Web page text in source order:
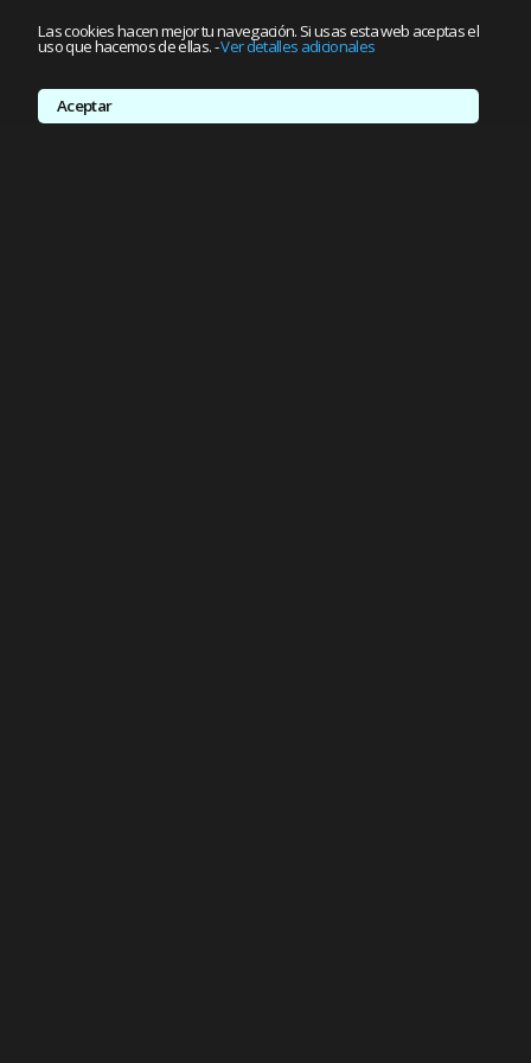
Las cookies hacen mejor tu navegación. Si usas esta web aceptas el
uso que hacemos de ellas.-Ver detalles adicionales
Aceptar